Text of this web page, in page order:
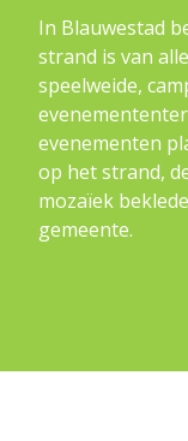
In Blauwestad
strand is van
speelweide,
evenementen
op het strand,
mozaïek
gemeente.